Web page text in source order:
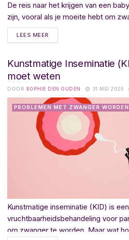
De reis naar het krijgen van een
zijn, vooral als je moeite hebt om
LEES MEER
Kunstmatige Inseminatie
moet weten
DOOR SOPHIE DEN OUDEN 31 MEI 2025
PROBLEMEN MET ZWANGER WORDEN
Kunstmatige inseminatie (KID) is
vruchtbaarheidsbehandeling voor
om zwanger te worden. Maar wat